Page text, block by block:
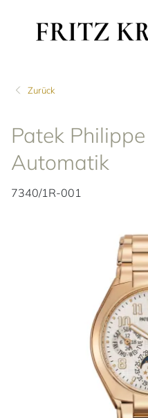
Zurück
Patek
Automatik
7340/1R-001